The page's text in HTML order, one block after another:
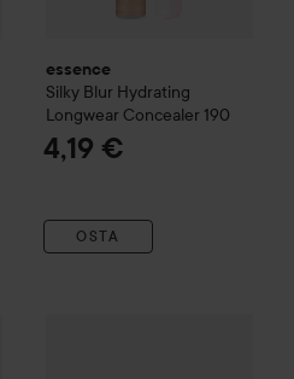
essence
Silky Blur Hydrating
Longwear Concealer 190
4,19 €
OSTA